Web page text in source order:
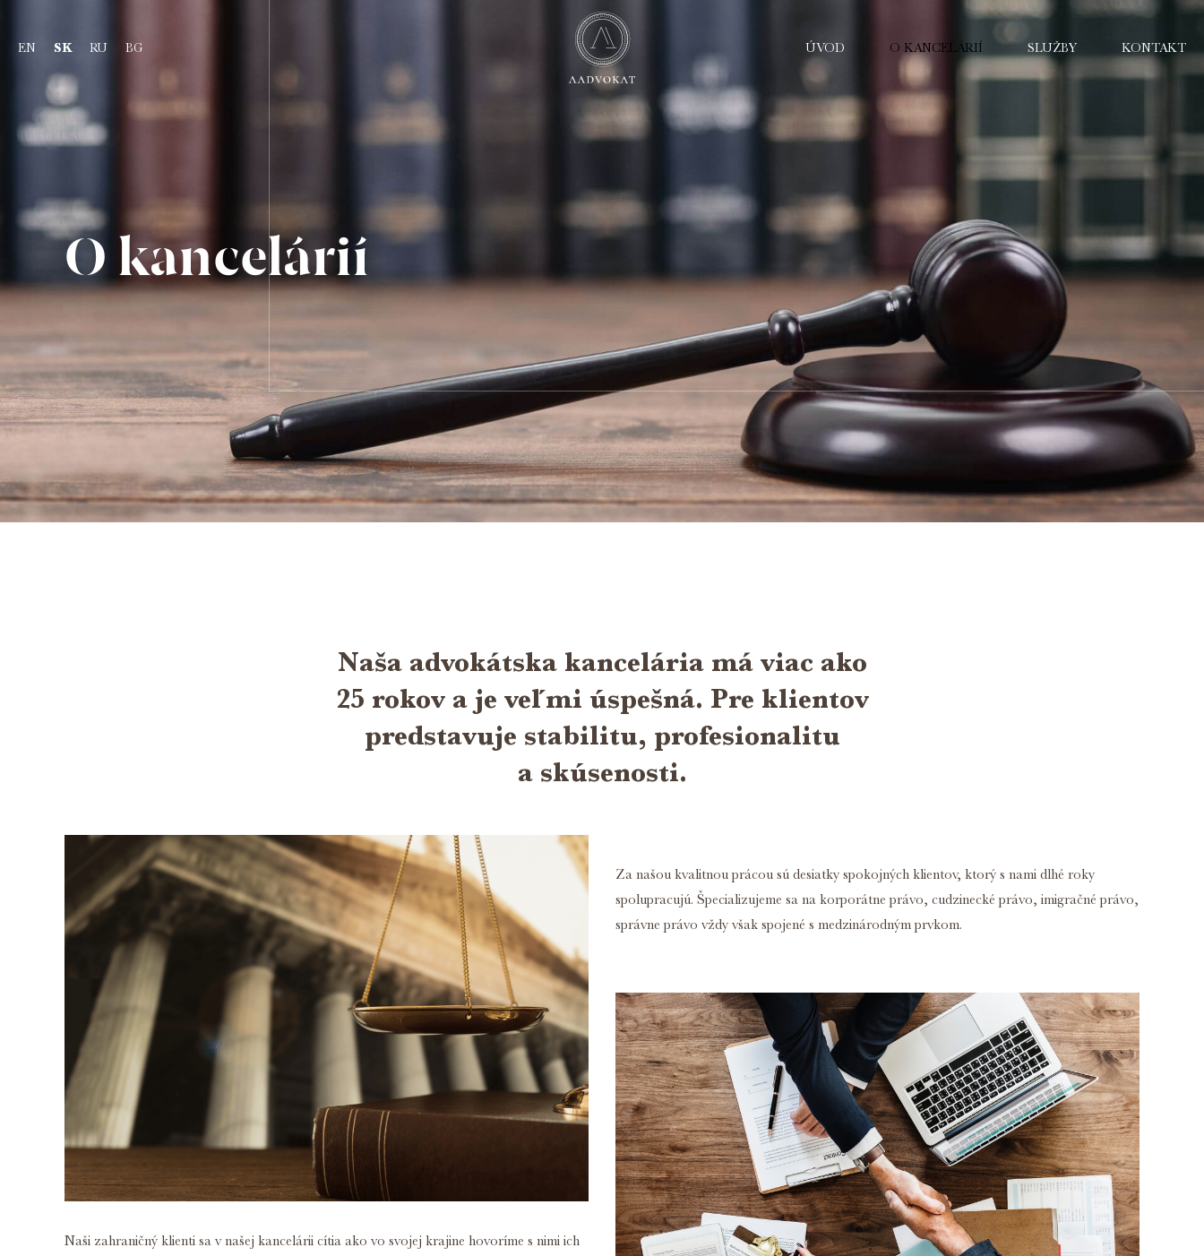
EN SK RU BG ÚVOD O KANCELÁRIÍ SLUŽBY KONTAKT
O kancelárií
Naša advokátska kancelária má viac ako
25 rokov a je veľmi úspešná. Pre klientov
predstavuje stabilitu, profesionalitu
a skúsenosti.
Naši zahraničný klienti sa v našej kancelárii cítia ako vo svojej krajine hovoríme s nimi ich
Za našou kvalitnou prácou sú desiatky spokojných klientov, ktorý s nami dlhé roky
spolupracujú. Špecializujeme sa na korporátne právo, cudzinecké právo, imigračné právo,
správne právo vždy však spojené s medzinárodným prvkom.